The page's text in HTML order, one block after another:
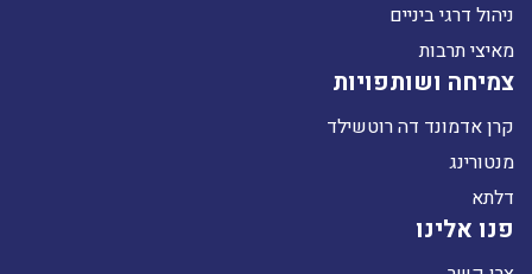
ניהול דרגי ביניים
מאיצי תרבות
צמיחה ושותפויות
קרן אדמונד דה רוטשילד
מנטורינג
דלתא
פנו אלינו